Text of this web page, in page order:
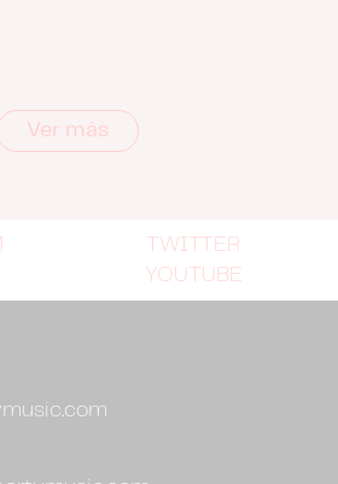
Ver más
TWITTER
YOUTUBE